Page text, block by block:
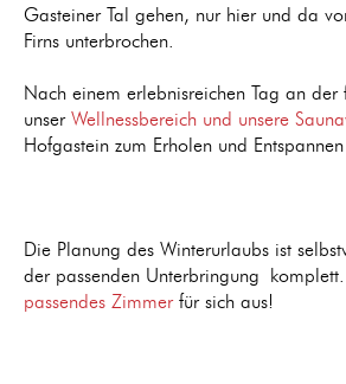
Gasteiner Tal gehen, nur hier und da
Firns unterbrochen.
Nach einem erlebnisreichen Tag an der
unser Wellnessbereich und unsere
Hofgastein zum Erholen und Entspannen
Die Planung des Winterurlaubs ist
der passenden Unterbringung komplett.
passendes Zimmerfür sich aus!